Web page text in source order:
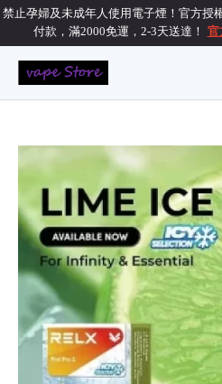
禁止孕婦及未成年人使用電子煙！官方授
付款，滿2000免運，2-3天送達！